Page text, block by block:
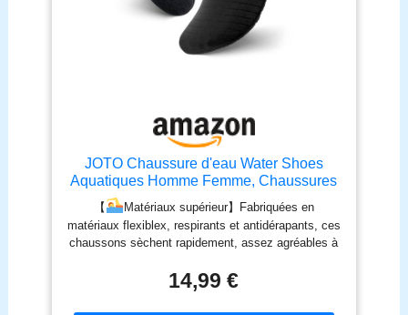
JOTO Chaussure d'eau Water Shoes
Aquatiques Homme Femme, Chaussures
de Plage de Mer de Piscine Sandales
Plastiques, Anti Sable Antidérapant Sèche
Vite, sur la Plage ou Yoga-Noir 1-24.8CM
【
Matériaux supérieur】Fabriquées en
matériaux flexiblex, respirants et antidérapants, ces
chaussons sèchent rapidement, assez agréables à
totale】Les chaussures aquatiques bénéficient
14,99 €